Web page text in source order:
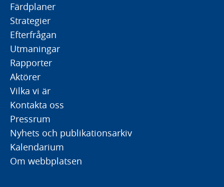
Färdplaner
Strategier
Efterfrågan
Utmaningar
Rapporter
Aktörer
Vilka vi är
Kontakta oss
Pressrum
Nyhets och publikationsarkiv
Kalendarium
Om webbplatsen